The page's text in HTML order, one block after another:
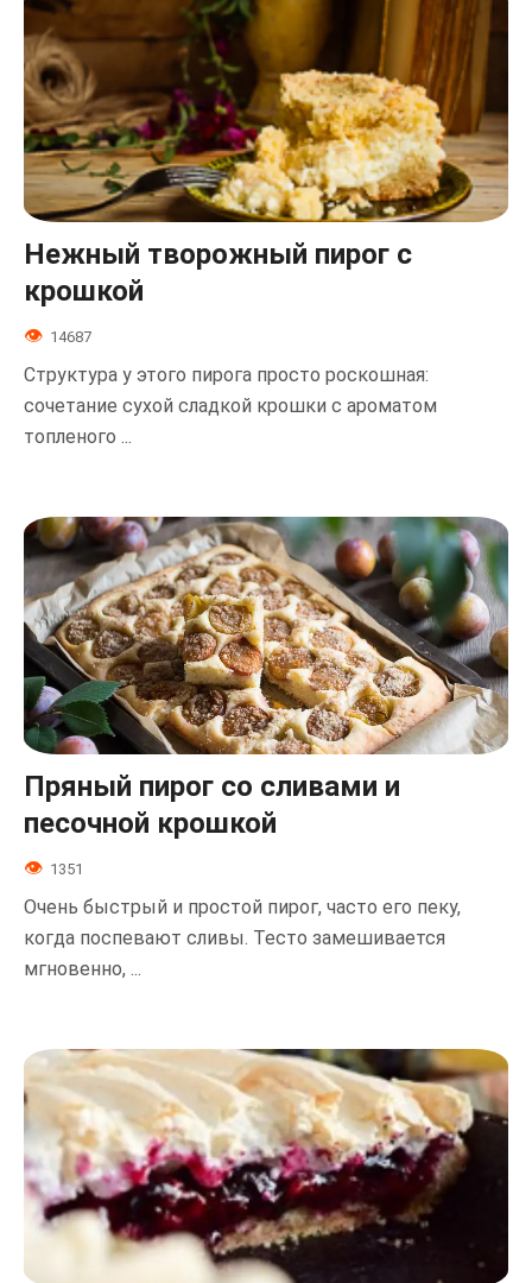
Нежный творожный пирог с
крошкой
14687
Структура у этого пирога просто роскошная:
сочетание сухой сладкой крошки с ароматом
топленого ...
Пряный пирог со сливами и
песочной крошкой
1351
Очень быстрый и простой пирог, часто его пеку,
когда поспевают сливы. Тесто замешивается
мгновенно, ...